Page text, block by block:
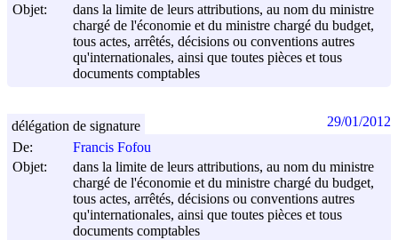
Objet:
dans la limite de leurs attributions, au nom du ministre
chargé de l'économie et du ministre chargé du budget,
tous actes, arrêtés, décisions ou conventions autres
qu'internationales, ainsi que toutes pièces et tous
documents comptables
De:
Francis Fofou
Objet:
dans la limite de leurs attributions, au nom du ministre
chargé de l'économie et du ministre chargé du budget,
tous actes, arrêtés, décisions ou conventions autres
qu'internationales, ainsi que toutes pièces et tous
documents comptables
délégation de signature 29/01/2012